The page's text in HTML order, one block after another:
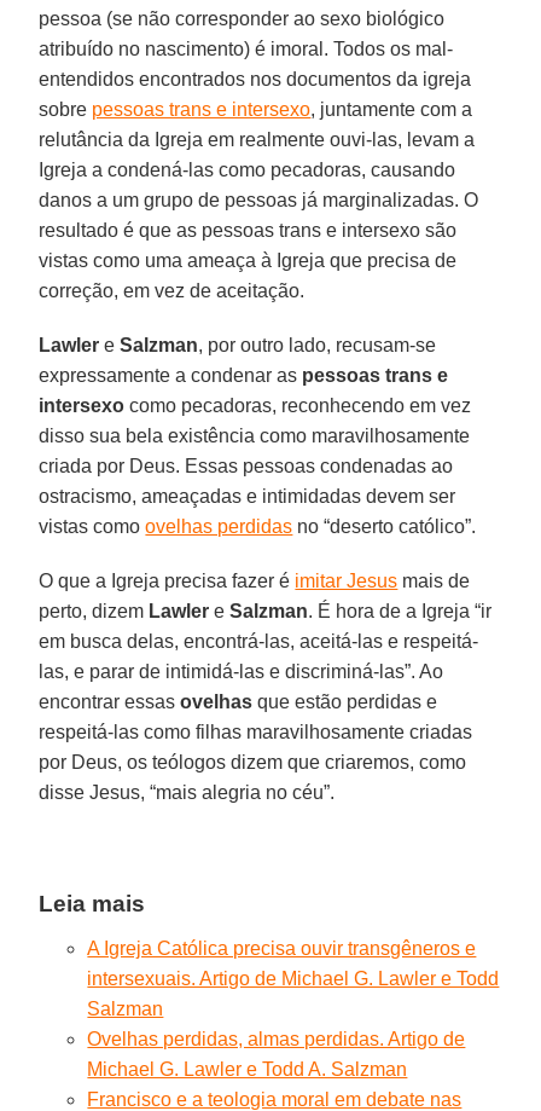
pessoa (se não corresponder ao sexo biológico
atribuído no nascimento) é imoral. Todos os mal-
entendidos encontrados nos documentos da igreja
sobre pessoas trans e intersexo, juntamente com a
relutância da Igreja em realmente ouvi-las, levam a
Igreja a condená-las como pecadoras, causando
danos a um grupo de pessoas já marginalizadas. O
resultado é que as pessoas trans e intersexo são
vistas como uma ameaça à Igreja que precisa de
correção, em vez de aceitação.
Lawler eSalzman, por outro lado, recusam-se
expressamente a condenar as pessoas trans e
intersexo como pecadoras, reconhecendo em vez
disso sua bela existência como maravilhosamente
criada por Deus. Essas pessoas condenadas ao
ostracismo, ameaçadas e intimidadas devem ser
vistas comoovelhas perdidas no “deserto católico”.
O que a Igreja precisa fazer é imitar Jesus mais de
perto, dizem Lawler eSalzman. É hora de a Igreja “ir
em busca delas, encontrá-las, aceitá-las e respeitá-
las, e parar de intimidá-las e discriminá-las”. Ao
encontrar essasovelhas que estão perdidas e
respeitá-las como filhas maravilhosamente criadas
por Deus, os teólogos dizem que criaremos, como
disse Jesus, “mais alegria no céu”.
Leia mais
A Igreja Católica precisa ouvir transgêneros e
intersexuais. Artigo de Michael G. Lawler e Todd
Salzman
Ovelhas perdidas, almas perdidas. Artigo de
Michael G. Lawler e Todd A. Salzman
Francisco e a teologia moral em debate nas